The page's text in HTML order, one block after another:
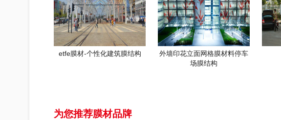
etfe膜材-个性化建筑膜结构
外墙印花立面网格膜材料停车
场膜结构
为您推荐膜材品牌